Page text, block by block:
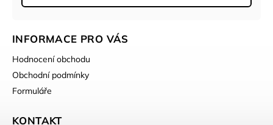
INFORMACE PRO VÁS
Hodnocení obchodu
Obchodní podmínky
Formuláře
KONTAKT